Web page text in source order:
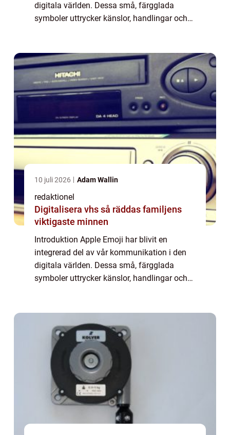
digitala världen. Dessa små, färgglada
symboler uttrycker känslor, handlingar och
Apple...
10 juli 2026 Adam Wallin
redaktionel
Digitalisera vhs så räddas familjens
viktigaste minnen
Introduktion Apple Emoji har blivit en
integrerad del av vår kommunikation i den
digitala världen. Dessa små, färgglada
symboler uttrycker känslor, handlingar och